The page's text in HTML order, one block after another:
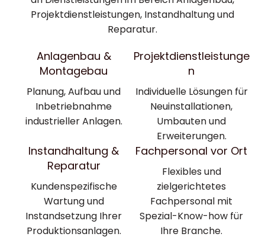
Projektdienstleistungen, Instandhaltung und
Reparatur.
Anlagenbau &
Montagebau
Planung, Aufbau und
Inbetriebnahme
industrieller Anlagen.
Projektdienstleistunge
n
Individuelle Lösungen für
Neuinstallationen,
Umbauten und
Erweiterungen.
Instandhaltung &
Reparatur
Kundenspezifische
Wartung und
Instandsetzung Ihrer
Produktionsanlagen.
Fachpersonal vor Ort
Flexibles und
zielgerichtetes
Fachpersonal mit
Spezial-Know-how für
Ihre Branche.